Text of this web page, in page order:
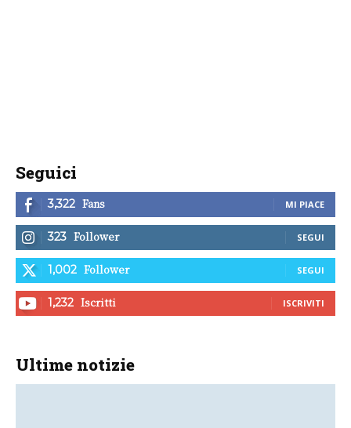
Seguici
3,322 Fans MI PIACE
323 Follower SEGUI
1,002 Follower SEGUI
1,232 Iscritti ISCRIVITI
Ultime notizie